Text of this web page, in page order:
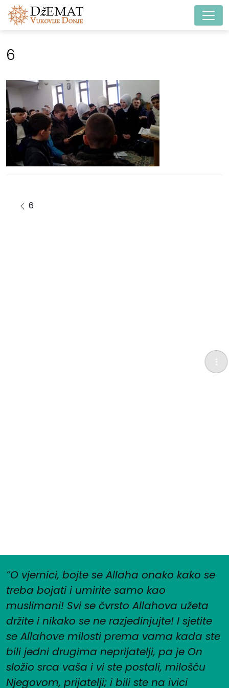
Main Navigation
6
Post navigation
6
“O vjernici, bojte se Allaha onako kako se
treba bojati i umirite samo kao
muslimani! Svi se čvrsto Allahova užeta
držite i nikako se ne razjedinjujte! I sjetite
se Allahove milosti prema vama kada ste
bili jedni drugima neprijatelji, pa je On
složio srca vaša i vi ste postali, milošću
Njegovom, prijatelji; i bili ste na ivici